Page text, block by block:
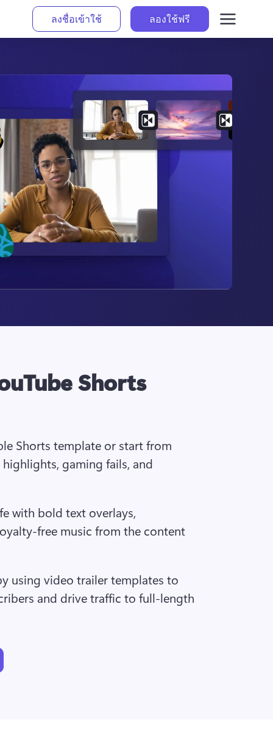
ลงชื่อเข้าใช้ ลองใช้ฟรี
Shorts
Shorts template or start from
gaming fails, and
with bold text overlays,
free music from the content
using video trailer templates to
and drive traffic to full-length